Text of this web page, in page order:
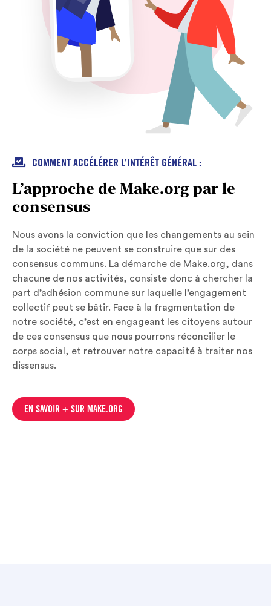
 COMMENT ACCÉLÉRER L’INTÉRÊT GÉNÉRAL :
L’approche de Make.org par le
consensus
Nous avons la conviction que les changements au sein
de la société ne peuvent se construire que sur des
consensus communs. La démarche de Make.org, dans
chacune de nos activités, consiste donc à chercher la
part d’adhésion commune sur laquelle l’engagement
collectif peut se bâtir. Face à la fragmentation de
notre société, c’est en engageant les citoyens autour
de ces consensus que nous pourrons réconcilier le
corps social, et retrouver notre capacité à traiter nos
dissensus.
EN SAVOIR + SUR MAKE.ORG